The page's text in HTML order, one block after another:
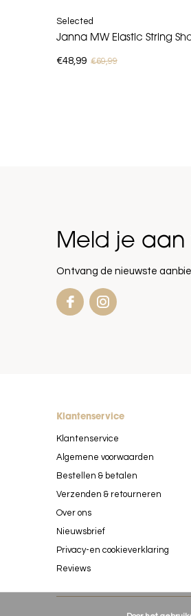
Selected
Janna MW Elastic String
€48,99 €69,99
Meld je aan
Ontvang de nieuwste
Klantenservice
Klantenservice
Algemene voorwaarden
Bestellen & betalen
Verzenden & retourneren
Over ons
Nieuwsbrief
Privacy-en cookieverklaring
Reviews